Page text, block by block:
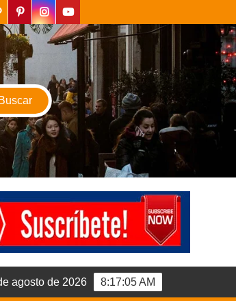
.
twitterpinterestinstagramyoutube
8:17:06 AM
agosto de 2026